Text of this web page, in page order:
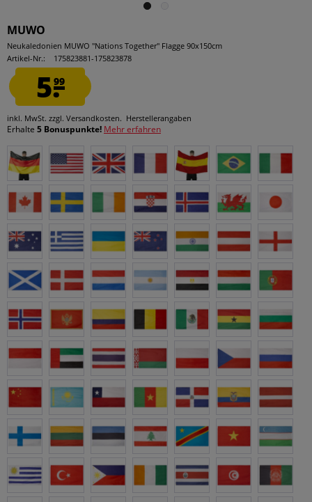
MUWO
Neukaledonien MUWO "Nations Together" Flagge 90x150cm
Artikel-Nr.:
175823881-175823878
5.99
inkl. MwSt. zzgl. Versandkosten. Herstellerangaben
Erhalte 5 Bonuspunkte! Mehr erfahren